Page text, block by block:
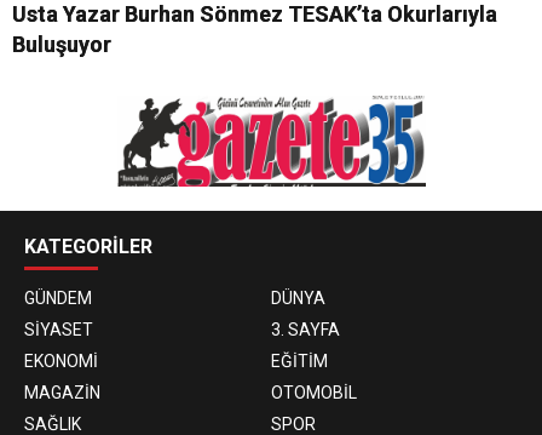
Usta Yazar Burhan Sönmez TESAK’ta Okurlarıyla
Buluşuyor
KATEGORİLER
GÜNDEM
DÜNYA
SİYASET
3. SAYFA
EKONOMİ
EĞİTİM
MAGAZİN
OTOMOBİL
SAĞLIK
SPOR